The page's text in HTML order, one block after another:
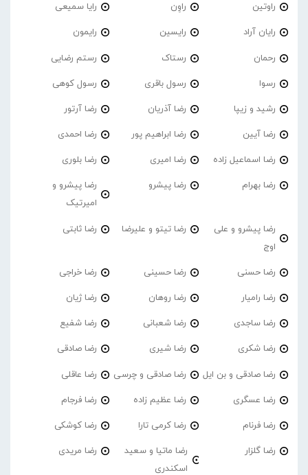
راوتین راوِن رایا سمیعی
رایان آراد رایسین رایمون
رحمان رستاک رستم رضایی
رسوا رسول باقری رسول کوهی
رشید و زیپا رضا آذریان رضا آرتور
رضا آیین رضا ابراهیم پور رضا احمدی
رضا اسماعیل زاده رضا امیری رضا بلوری
رضا بهرام رضا پیشرو
رضا پیشرو و
امیرتیک
رضا پیشرو و علی
اوج
رضا تیتو و علیرضا رضا ثابتی
رضا حسنی رضا حسینی رضا خراجی
رضا رامیار رضا روهان رضا ژیان
رضا ساجدی رضا شعبانی رضا شفیع
رضا شکری رضا شیری رضا صادقی
رضا صادقی و بن ایل رضا صادقی و چرسی رضا عاقلی
رضا عسگری رضا عظیم زاده رضا فرجام
رضا فرنام رضا کرمی تارا رضا کوشکی
رضا گلزار
رضا ماتیا و سعید
اسکندری
رضا مریدی